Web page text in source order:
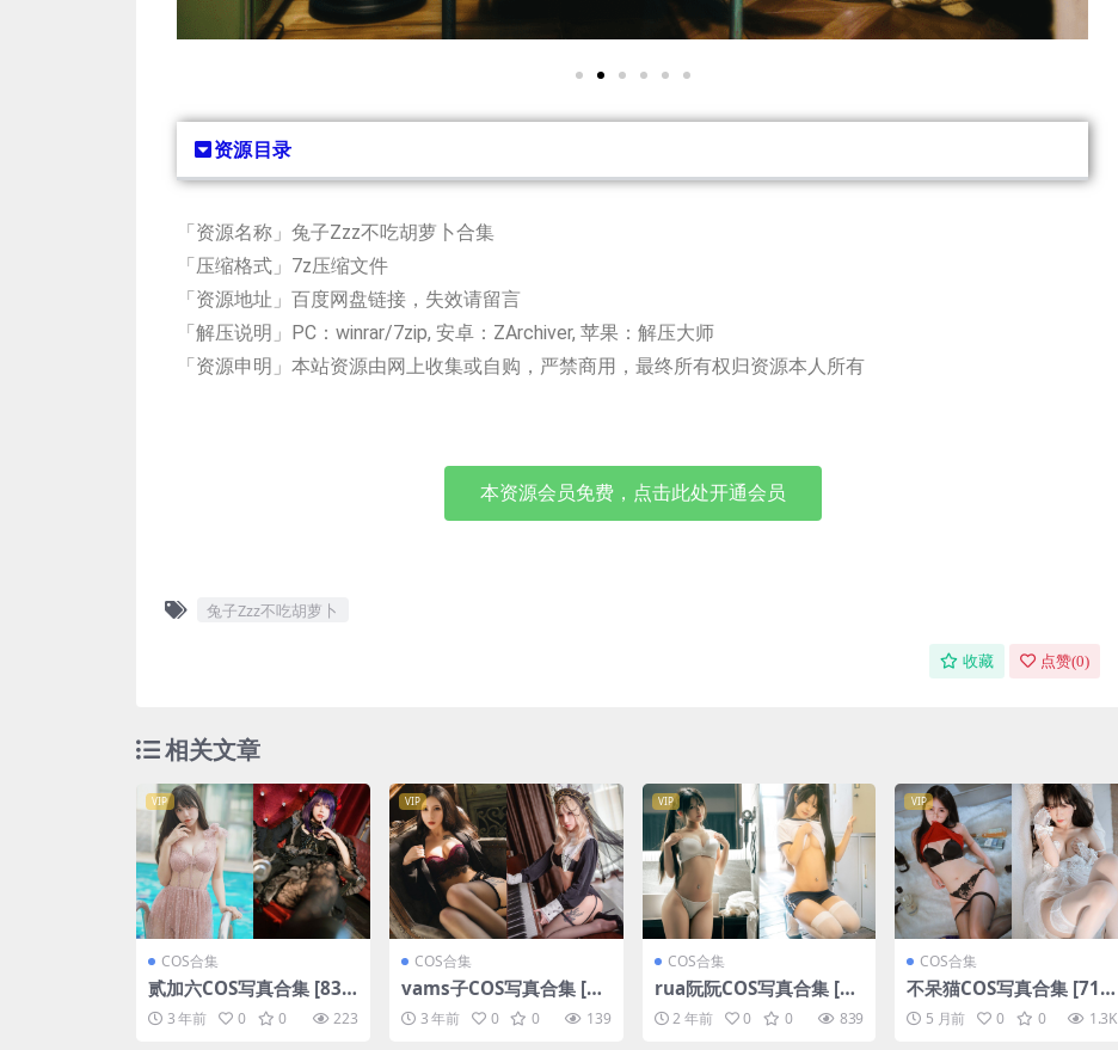
资源目录
「资源名称」兔子Zzz不吃胡萝卜合集
「压缩格式」7z压缩文件
「资源地址」百度网盘链接，失效请留言
「解压说明」PC：winrar/7zip, 安卓：ZArchiver, 苹果：解压大师
「资源申明」本站资源由网上收集或自购，严禁商用，最终所有权归资源本人所有
本资源会员免费，点击此处开通会员
兔子Zzz不吃胡萝卜
收藏 点赞(0)
相关文章
VIP
COS合集
贰加六COS写真合集 [83
套][持续更新]
3 年前 0 0 223
VIP
COS合集
vams子COS写真合集 [11
套][持续更新]
3 年前 0 0 139
VIP
COS合集
rua阮阮COS写真合集 [16
套][持续更新]
2 年前 0 0 839
VIP
COS合集
不呆猫COS写真合集 [71
套][持续更新]
5 月前 0 0 1.3K